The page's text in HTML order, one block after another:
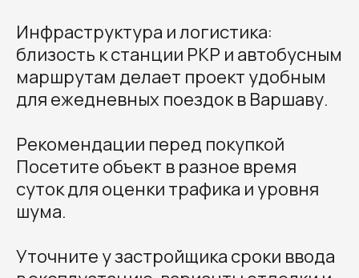
Инфраструктура и логистика:
близость к станции PKP и автобусным
маршрутам делает проект удобным
для ежедневных поездок в Варшаву.
Рекомендации перед покупкой
Посетите объект в разное время
суток для оценки трафика и уровня
шума.
Уточните у застройщика сроки ввода